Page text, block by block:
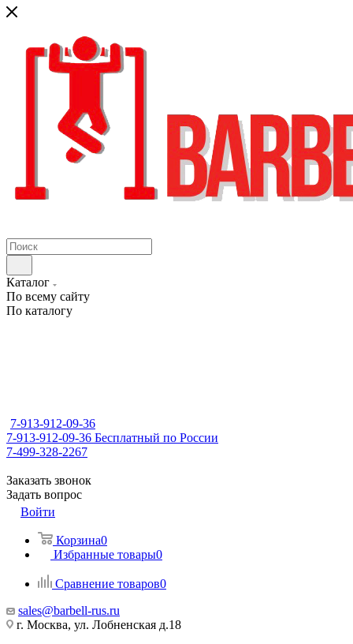
Каталог
По всему сайту
По каталогу
7-913-912-09-36
7-913-912-09-36 Бесплатный по России
7-499-328-2267
Заказать звонок
Задать вопрос
Войти
Корзина0
Избранные товары0
Сравнение товаров0
sales@barbell-rus.ru
г. Москва, ул. Лобненская д.18